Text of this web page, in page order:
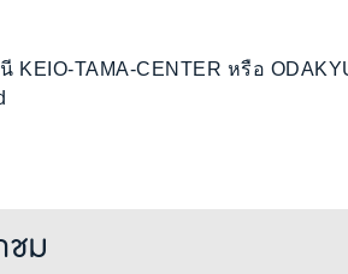
KEIO-TAMA-CENTER หรือ
ชม